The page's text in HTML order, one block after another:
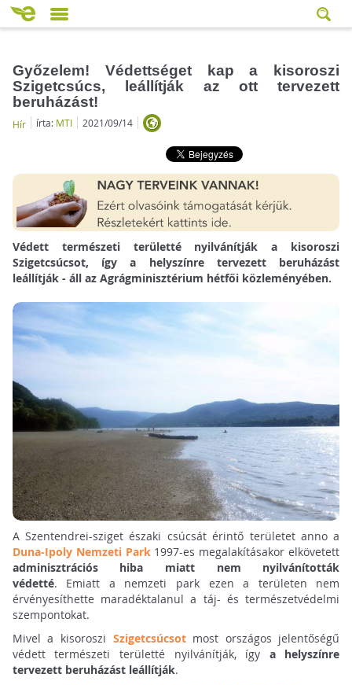
Győzelem! Védettséget kap a kisoroszi
Szigetcsúcs, leállítják az ott tervezett
beruházást!
Hír írta: MTI 2021/09/14
Védett természeti területté nyilvánítják a kisoroszi
Szigetcsúcsot, így a helyszínre tervezett beruházást
leállítják - áll az Agrágminisztérium hétfői közleményében.
A Szentendrei-sziget északi csúcsát érintő területet anno a
Duna-Ipoly Nemzeti Park1997-es megalakításakor elkövetett
adminisztrációs hiba miatt nem nyilvánították
védetté. Emiatt a nemzeti park ezen a területen nem
érvényesíthette maradéktalanul a táj- és természetvédelmi
szempontokat.
Mivel a kisoroszi Szigetcsúcsotmost országos jelentőségű
védett természeti területté nyilvánítják, így a helyszínre
tervezett beruházást leállítják.